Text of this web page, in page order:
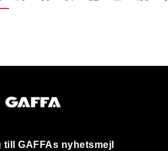
till GAFFAs nyhetsmejl